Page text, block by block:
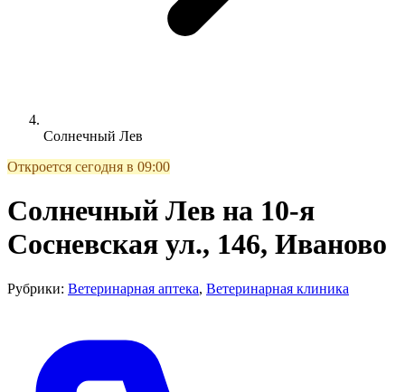
Солнечный Лев
Откроется сегодня в 09:00
Солнечный Лев на 10-я
Сосневская ул., 146, Иваново
Рубрики: Ветеринарная аптека, Ветеринарная клиника